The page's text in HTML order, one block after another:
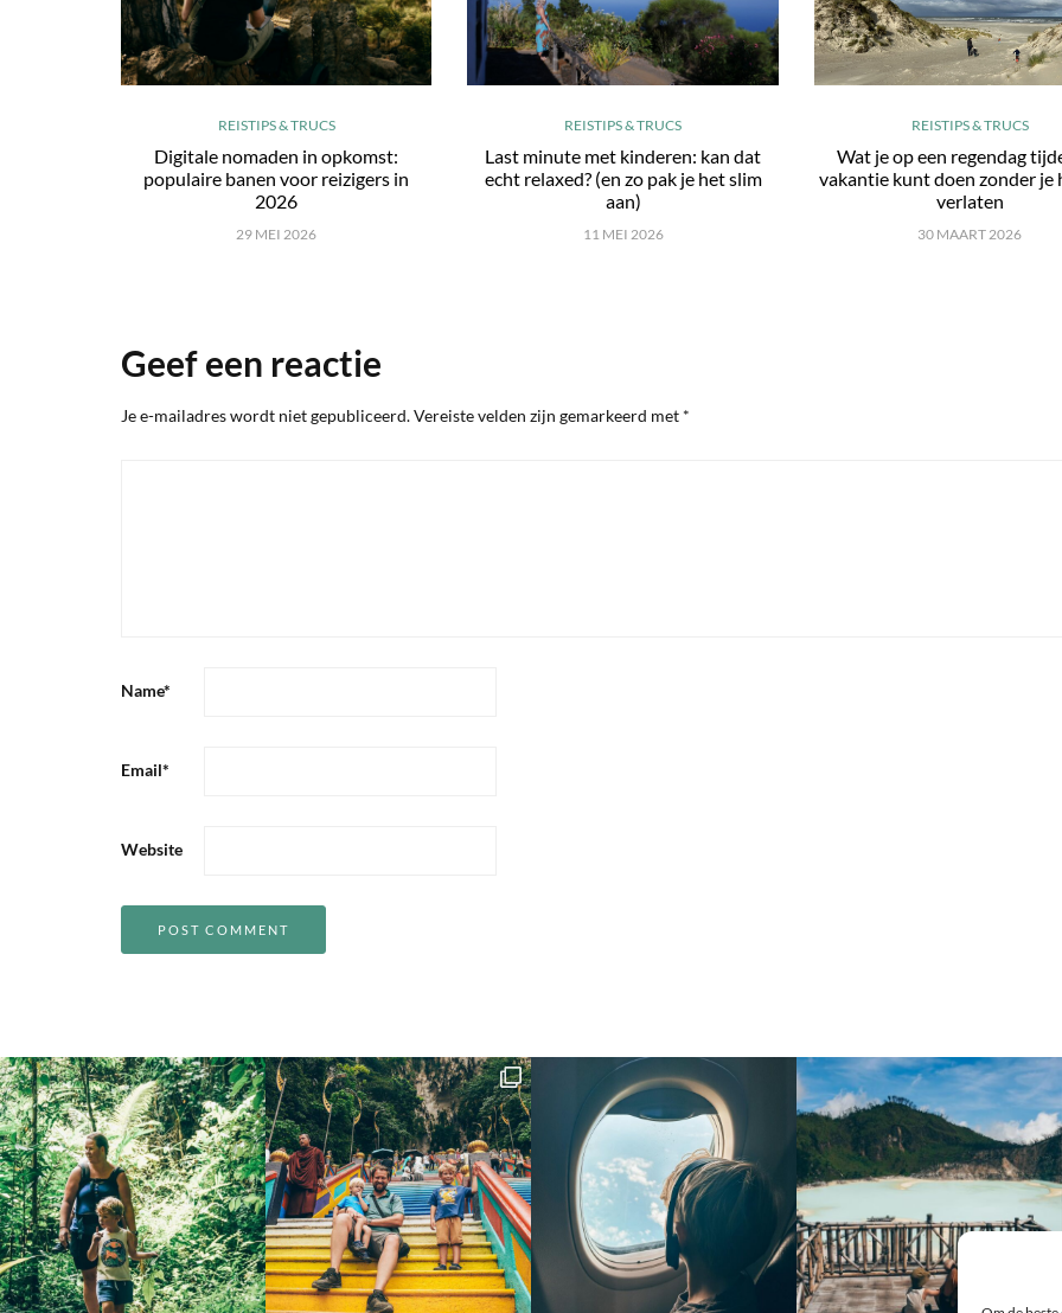
REISTIPS & TRUCS
Digitale nomaden in opkomst:
populaire banen voor reizigers in
2026
29 MEI 2026
REISTIPS & TRUCS
Last minute met kinderen: kan dat
echt relaxed? (en zo pak je het slim
aan)
11 MEI 2026
REISTIPS & TRUCS
Wat je op een regendag
vakantie kunt doen zonder je
verlaten
30 MAART 2026
Geef een reactie
Je e-mailadres wordt niet gepubliceerd.Vereiste velden zijn gemarkeerd met *
Name*
Email*
Website